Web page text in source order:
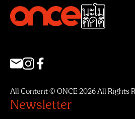
All Content © ONCE 2026 All Rights
Newsletter